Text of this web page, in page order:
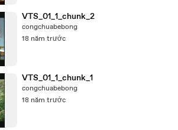
VTS_01_1_chunk_2
congchuabebong
18 năm trước
VTS_01_1_chunk_1
congchuabebong
18 năm trước